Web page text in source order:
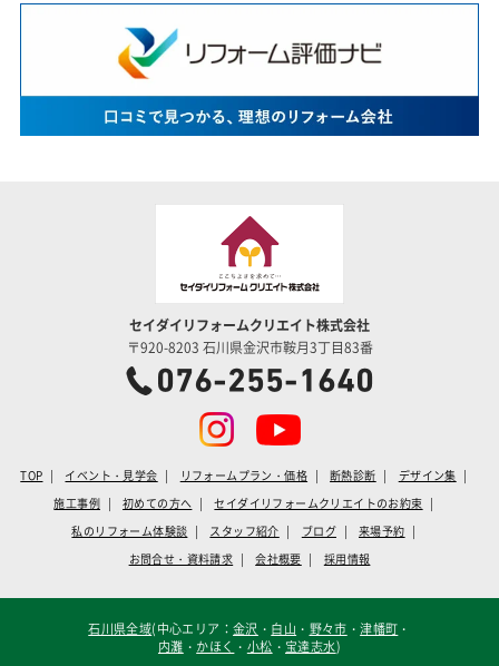
セイダイリフォームクリエイト株式会社
〒920-8203 石川県金沢市鞍月3丁目83番
TOP イベント・見学会 リフォームプラン・価格 断熱診断
デザイン集
施工事例
初めての方へ
セイダイリフォームクリエイトのお約束
私のリフォーム体験談
スタッフ紹介 ブログ
来場予約
お問合せ・資料請求
会社概要 採用情報
石川県全域(中心エリア：金沢 ・ 白山 ・ 野々市 ・津幡町 ・
内灘 ・ かほく ・ 小松 ・ 宝達志水)